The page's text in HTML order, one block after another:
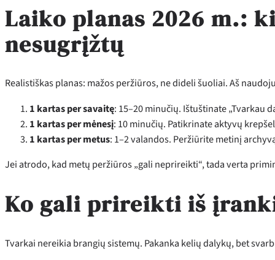
Laiko planas 2026 m.:
nesugrįžtų
Realistiškas planas: mažos peržiūros, ne dideli šuoliai. Aš
1 kartas per savaitę: 15–20 minučių. Ištuštinate „Tvarkau
1 kartas per mėnesį: 10 minučių. Patikrinate aktyvų
1 kartas per metus: 1–2 valandos. Peržiūrite metinį
Jei atrodo, kad metų peržiūros „gali neprireikti“, tada verta
Ko gali prireikti iš
Tvarkai nereikia brangių sistemų. Pakanka kelių dalykų, bet